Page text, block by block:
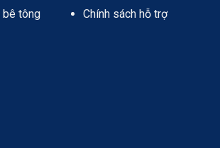
bê tông
Chính sách hỗ trợ